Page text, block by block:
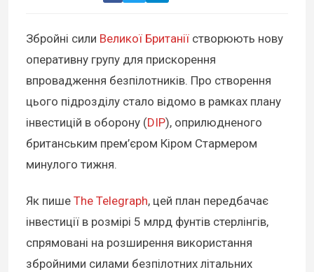
Збройні сили Великої Британії створюють нову
оперативну групу для прискорення
впровадження безпілотників. Про створення
цього підрозділу стало відомо в рамках плану
інвестицій в оборону (DIP), оприлюдненого
британським прем’єром Кіром Стармером
минулого тижня.
Як пише The Telegraph, цей план передбачає
інвестиції в розмірі 5 млрд фунтів стерлінгів,
спрямовані на розширення використання
збройними силами безпілотних літальних